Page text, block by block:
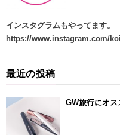
インスタグラムもやってます。
https://www.instagram.com/
最近の投稿
GW旅行にオ